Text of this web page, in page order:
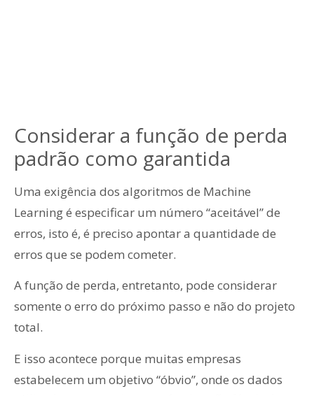
Considerar a função de perda
padrão como garantida
Uma exigência dos algoritmos de Machine
Learning é especificar um número “aceitável” de
erros, isto é, é preciso apontar a quantidade de
erros que se podem cometer.
A função de perda, entretanto, pode considerar
somente o erro do próximo passo e não do projeto
total.
E isso acontece porque muitas empresas
estabelecem um objetivo “óbvio”, onde os dados